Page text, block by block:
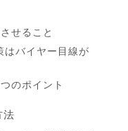
せること
はバイヤー目線が
のポイント
法